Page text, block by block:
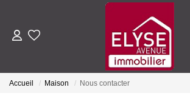
ACHETER
Accueil Maison Nous contacter